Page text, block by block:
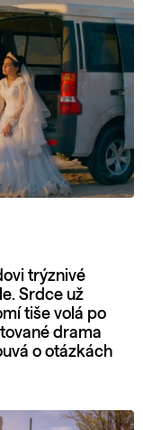
trýznivé
Srdce už
tiše volá po
drama
o otázkách